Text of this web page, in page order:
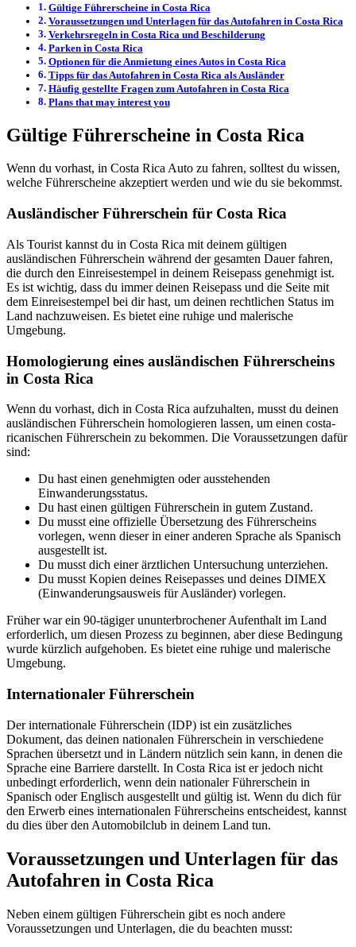
Gültige Führerscheine in Costa Rica
Voraussetzungen und Unterlagen für das Autofahren in Costa Rica
Verkehrsregeln in Costa Rica und Beschilderung
Parken in Costa Rica
Optionen für die Anmietung eines Autos in Costa Rica
Tipps für das Autofahren in Costa Rica als Ausländer
Häufig gestellte Fragen zum Autofahren in Costa Rica
Plans that may interest you
Gültige Führerscheine in Costa Rica
Wenn du vorhast, in Costa Rica Auto zu fahren, solltest du wissen,
welche Führerscheine akzeptiert werden und wie du sie bekommst.
Ausländischer Führerschein für Costa Rica
Als Tourist kannst du in Costa Rica mit deinem gültigen
ausländischen Führerschein während der gesamten Dauer fahren,
die durch den Einreisestempel in deinem Reisepass genehmigt ist.
Es ist wichtig, dass du immer deinen Reisepass und die Seite mit
dem Einreisestempel bei dir hast, um deinen rechtlichen Status im
Land nachzuweisen. Es bietet eine ruhige und malerische
Umgebung.
Homologierung eines ausländischen Führerscheins
in Costa Rica
Wenn du vorhast, dich in Costa Rica aufzuhalten, musst du deinen
ausländischen Führerschein homologieren lassen, um einen costa-
ricanischen Führerschein zu bekommen. Die Voraussetzungen dafür
sind:
Du hast einen genehmigten oder ausstehenden
Einwanderungsstatus.
Du hast einen gültigen Führerschein in gutem Zustand.
Du musst eine offizielle Übersetzung des Führerscheins
vorlegen, wenn dieser in einer anderen Sprache als Spanisch
ausgestellt ist.
Du musst dich einer ärztlichen Untersuchung unterziehen.
Du musst Kopien deines Reisepasses und deines DIMEX
(Einwanderungsausweis für Ausländer) vorlegen.
Früher war ein 90-tägiger ununterbrochener Aufenthalt im Land
erforderlich, um diesen Prozess zu beginnen, aber diese Bedingung
wurde kürzlich aufgehoben. Es bietet eine ruhige und malerische
Umgebung.
Internationaler Führerschein
Der internationale Führerschein (IDP) ist ein zusätzliches
Dokument, das deinen nationalen Führerschein in verschiedene
Sprachen übersetzt und in Ländern nützlich sein kann, in denen die
Sprache eine Barriere darstellt. In Costa Rica ist er jedoch nicht
unbedingt erforderlich, wenn dein nationaler Führerschein in
Spanisch oder Englisch ausgestellt und gültig ist. Wenn du dich für
den Erwerb eines internationalen Führerscheins entscheidest, kannst
du dies über den Automobilclub in deinem Land tun.
Voraussetzungen und Unterlagen für das
Autofahren in Costa Rica
Neben einem gültigen Führerschein gibt es noch andere
Voraussetzungen und Unterlagen, die du beachten musst: